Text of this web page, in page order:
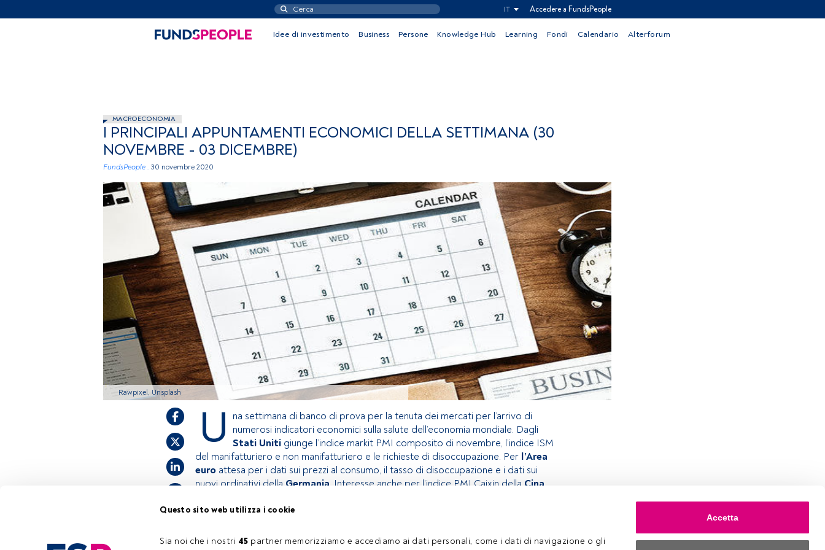
Questo sito web utilizza i cookie
Sia noi che i nostri 45 partner memorizziamo e accediamo ai dati personali, come i dati di navigazione o gli
Accetta
IT Accedere a FundsPeople
Idee di investimento Business Persone Knowledge Hub Learning Fondi Calendario Alterforum
MACROECONOMIA
I PRINCIPALI APPUNTAMENTI ECONOMICI DELLA SETTIMANA (30
NOVEMBRE - 03 DICEMBRE)
FundsPeople . 30 novembre 2020
Rawpixel, Unsplash
U
na settimana di banco di prova per la tenuta dei mercati per l’arrivo di
numerosi indicatori economici sulla salute dell’economia mondiale. Dagli
Stati Uniti giunge l’indice markit PMI composito di novembre, l’indice ISM
del manifatturiero e non manifatturiero e le richieste di disoccupazione. Per l’Area
euro attesa per i dati sui prezzi al consumo, il tasso di disoccupazione e i dati sui
nuovi ordinativi della Germania . Interesse anche per l’indice PMI Caixin della Cina
accedi tramite il pulsante Login. Se non hai ancora un account, ti invitiamo a